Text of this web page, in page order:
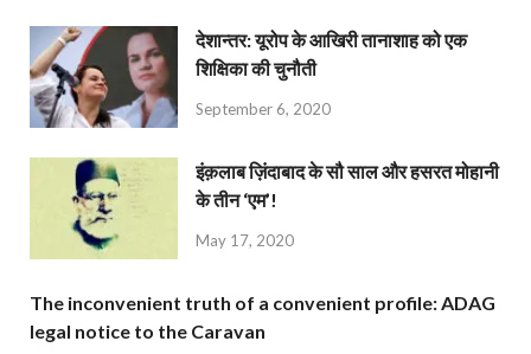
देशान्‍तर: यूरोप के आखिरी तानाशाह को एक
शिक्षिका की चुनौती
September 6, 2020
इंक़लाब ज़िंदाबाद के सौ साल और हसरत मोहानी
के तीन ‘एम’!
May 17, 2020
The inconvenient truth of a convenient profile: ADAG
legal notice to the Caravan